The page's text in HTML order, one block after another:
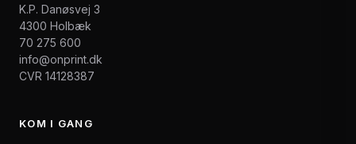
K.P. Danøsvej 3
4300 Holbæk
70 275 600
info@onprint.dk
CVR 14128387
KOM I GANG